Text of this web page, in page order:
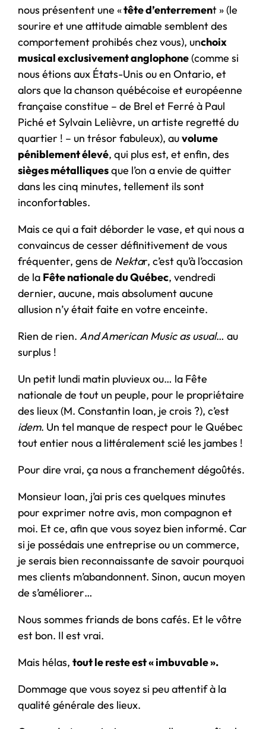
nous présentent une «tête d’enterrement » (le
sourire et une attitude aimable semblent des
comportement prohibés chez vous), unchoix
musical exclusivement anglophone(comme si
nous étions aux États-Unis ou en Ontario, et
alors que la chanson québécoise et européenne
française constitue – de Brel et Ferré à Paul
Piché et Sylvain Lelièvre, un artiste regretté du
quartier ! – un trésor fabuleux), auvolume
péniblement élevé, qui plus est, et enfin, des
sièges métalliquesque l’on a envie de quitter
dans les cinq minutes, tellement ils sont
inconfortables.
Mais ce qui a fait déborder le vase, et qui nous a
convaincus de cesser définitivement de vous
fréquenter, gens de Nektar, c’est qu’à l’occasion
de la Fête nationale du Québec, vendredi
dernier, aucune, mais absolument aucune
allusion n’y était faite en votre enceinte.
Rien de rien. And American Music as usual… au
surplus !
Un petit lundi matin pluvieux ou… la Fête
nationale de tout un peuple, pour le propriétaire
des lieux (M. Constantin Ioan, je crois ?), c’est
idem. Un tel manque de respect pour le Québec
tout entier nous a littéralement scié les jambes !
Pour dire vrai, ça nous a franchement dégoûtés.
Monsieur Ioan, j’ai pris ces quelques minutes
pour exprimer notre avis, mon compagnon et
moi. Et ce, afin que vous soyez bien informé. Car
si je possédais une entreprise ou un commerce,
je serais bien reconnaissante de savoir pourquoi
mes clients m’abandonnent. Sinon, aucun moyen
de s’améliorer…
Nous sommes friands de bons cafés. Et le vôtre
est bon. Il est vrai.
Mais hélas, tout le reste est « imbuvable ».
Dommage que vous soyez si peu attentif à la
qualité générale des lieux.